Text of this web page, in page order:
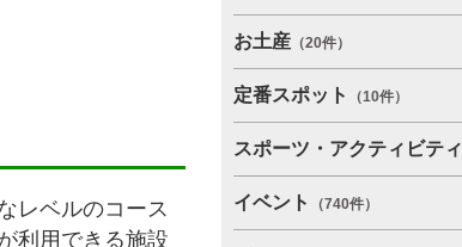
レベルのコース
利用できる施設
お土産 （20件）
定番スポット （10件）
スポーツ・アクティビティ
イベント （740件）